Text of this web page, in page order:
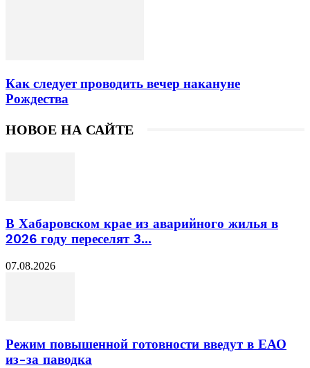
Как следует проводить вечер накануне
Рождества
НОВОЕ НА САЙТЕ
В Хабаровском крае из аварийного жилья в
2026 году переселят 3...
07.08.2026
Режим повышенной готовности введут в ЕАО
из-за паводка